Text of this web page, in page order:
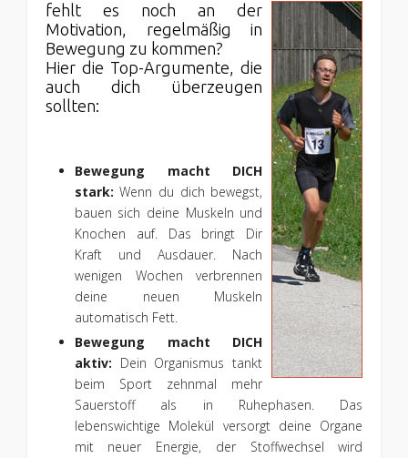
fehlt es noch an der
Motivation, regelmäßig in
Bewegung zu kommen?
Hier die Top-Argumente, die
auch dich überzeugen
sollten:
Bewegung macht DICH
stark: Wenn du dich bewegst,
bauen sich deine Muskeln und
Knochen auf. Das bringt Dir
Kraft und Ausdauer. Nach
wenigen Wochen verbrennen
deine neuen Muskeln
automatisch Fett.
Bewegung macht DICH
aktiv: Dein Organismus tankt
beim Sport zehnmal mehr
Sauerstoff als in Ruhephasen. Das
lebenswichtige Molekül versorgt deine Organe
mit neuer Energie, der Stoffwechsel wird